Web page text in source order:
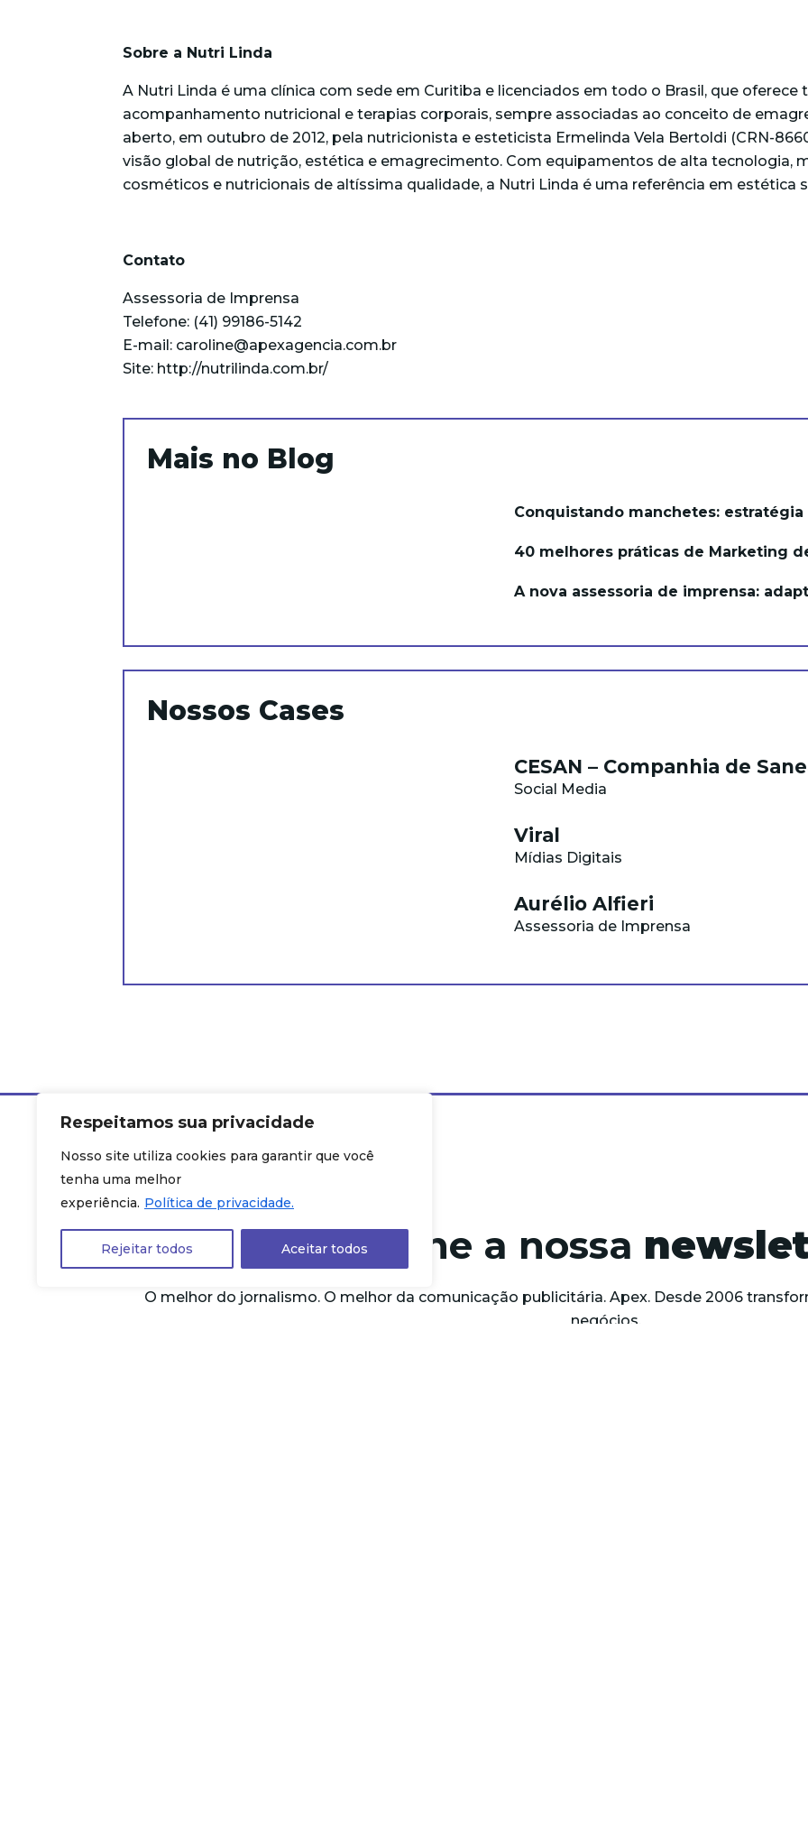
Respeitamos sua privacidade
Nosso site utiliza cookies para garantir que você
tenha uma melhor
experiência. Política de privacidade.
Rejeitar todos Aceitar todos
Sobre a Nutri Linda
A Nutri Linda é uma clínica com sede em Curitiba e licenciados em todo o Brasil, que
acompanhamento nutricional e terapias corporais, sempre associadas ao conceito de
aberto, em outubro de 2012, pela nutricionista e esteticista Ermelinda Vela Bertoldi (CRN-
visão global de nutrição, estética e emagrecimento. Com equipamentos de alta tecnologia,
cosméticos e nutricionais de altíssima qualidade, a Nutri Linda é uma referência em estética
Contato
Assessoria de Imprensa
Telefone: (41) 99186-5142
E-mail: caroline@apexagencia.com.br
Site: http://nutrilinda.com.br/
Mais no Blog
Conquistando manchetes:
40 melhores práticas de Marketing
A nova assessoria de imprensa:
Nossos Cases
CESAN – Companhia de
Social Media
Viral
Mídias Digitais
Aurélio Alfieri
Assessoria de Imprensa
Assine a nossa
O melhor do jornalismo. O melhor da comunicação publicitária. Apex. Desde 2006
negócios.